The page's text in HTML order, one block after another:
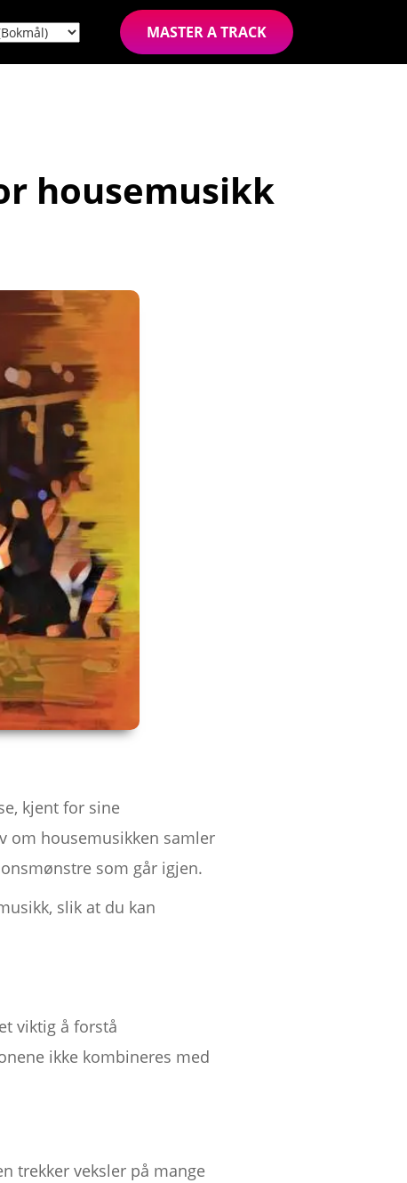
MASTER A TRACK
housemusikk
kjent for sine
om housemusikken samler
som går igjen.
slik at du kan
viktig å forstå
ikke kombineres med
trekker veksler på mange